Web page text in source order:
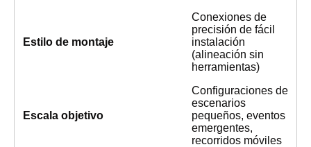
Estilo de montaje
Conexiones de
precisión de fácil
instalación
(alineación sin
herramientas)
Escala objetivo
Configuraciones de
escenarios
pequeños, eventos
emergentes,
recorridos móviles